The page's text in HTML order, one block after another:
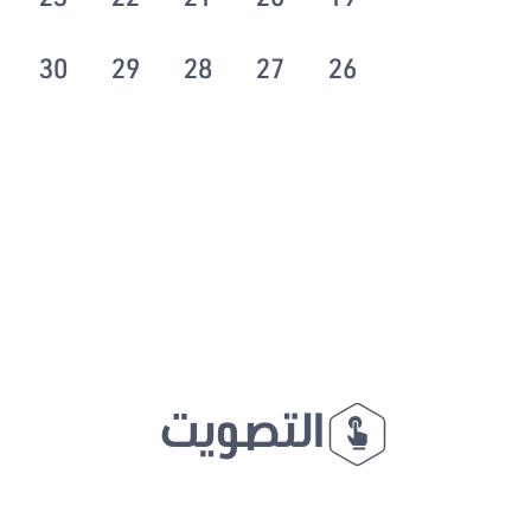
26
27
28
29
30
التصويت